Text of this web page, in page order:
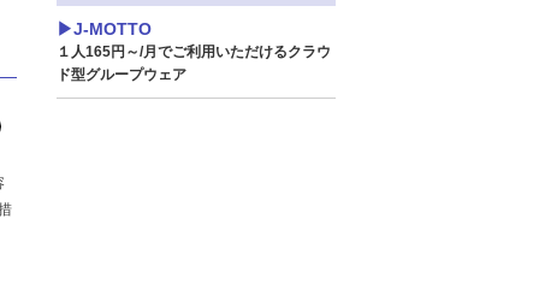
2022年
J-MOTTO
１人165円～/月でご利用いただけるクラウ
ド型グループウェア